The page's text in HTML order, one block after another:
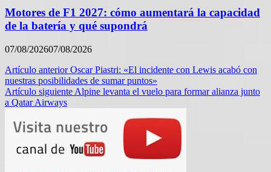
Motores de F1 2027: cómo aumentará la capacidad
de la batería y qué supondrá
07/08/202607/08/2026
Navegación
de
entradas
Artículo anterior Oscar Piastri: «El incidente con Lewis acabó con
nuestras posibilidades de sumar puntos»
Artículo siguiente Alpine levanta el vuelo para formar alianza junto
a Qatar Airways